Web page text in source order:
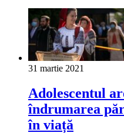
31 martie 2021
Adolescentul
îndrumarea
în viață